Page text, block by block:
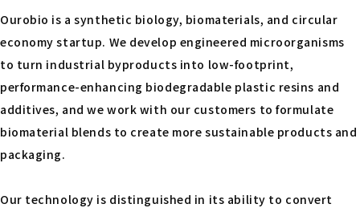
Ourobio is a synthetic biology, biomaterials, and circular
economy startup. We develop engineered microorganisms
to turn industrial byproducts into low-footprint,
performance-enhancing biodegradable plastic resins and
additives, and we work with our customers to formulate
biomaterial blends to create more sustainable products and
packaging.
Our technology is distinguished in its ability to convert